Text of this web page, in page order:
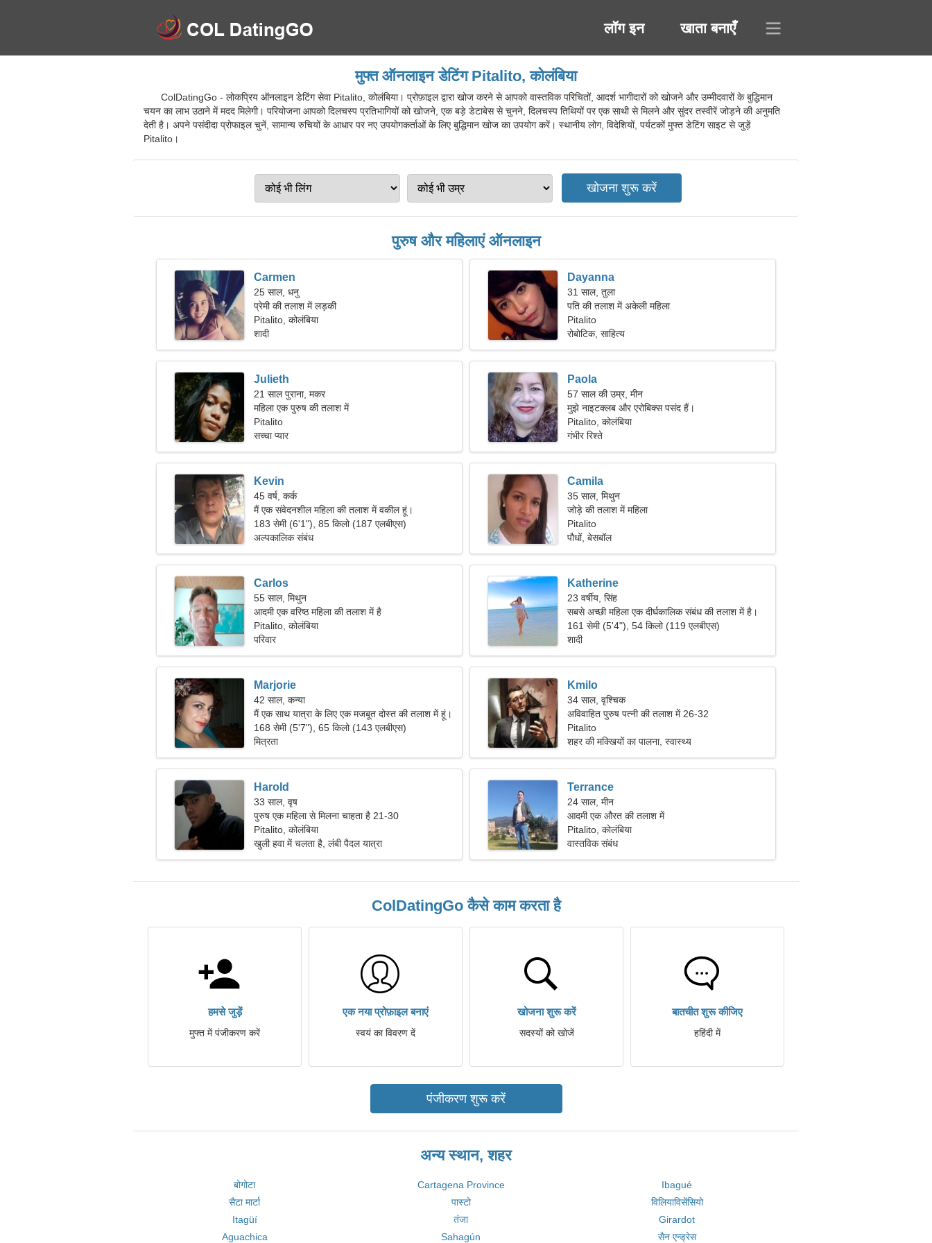
लॉग इन खाता बनाएँ
मुफ्त ऑनलाइन डेटिंग Pitalito, कोलंबिया
ColDatingGo - लोकप्रिय ऑनलाइन डेटिंग सेवा Pitalito, कोलंबिया। प्रोफ़ाइल द्वारा खोज करने से आपको वास्तविक परिचितों, आदर्श भागीदारों को खोजने और उम्मीदवारों के बुद्धिमान
चयन का लाभ उठाने में मदद मिलेगी। परियोजना आपको दिलचस्प प्रतिभागियों को खोजने, एक बड़े डेटाबेस से चुनने, दिलचस्प तिथियों पर एक साथी से मिलने और सुंदर तस्वीरें जोड़ने की अनुमति
देती है। अपने पसंदीदा प्रोफाइल चुनें, सामान्य रुचियों के आधार पर नए उपयोगकर्ताओं के लिए बुद्धिमान खोज का उपयोग करें। स्थानीय लोग, विदेशियों, पर्यटकों मुफ्त डेटिंग साइट से जुड़ें
Pitalito।
पुरुष और महिलाएं ऑनलाइन
Carmen
25 साल, धनु
प्रेमी की तलाश में लड़की
Pitalito, कोलंबिया
शादी
Dayanna
31 साल, तुला
पति की तलाश में अकेली महिला
Pitalito
रोबोटिक, साहित्य
Julieth
21 साल पुराना, मकर
महिला एक पुरुष की तलाश में
Pitalito
सच्चा प्यार
Paola
57 साल की उम्र, मीन
मुझे नाइटक्लब और एरोबिक्स पसंद हैं।
Pitalito, कोलंबिया
गंभीर रिश्ते
Kevin
45 वर्ष, कर्क
मैं एक संवेदनशील महिला की तलाश में वकील हूं।
183 सेमी (6'1"), 85 किलो (187 एलबीएस)
अल्पकालिक संबंध
Camila
35 साल, मिथुन
जोड़े की तलाश में महिला
Pitalito
पौधों, बेसबॉल
Carlos
55 साल, मिथुन
आदमी एक वरिष्ठ महिला की तलाश में है
Pitalito, कोलंबिया
परिवार
Katherine
23 वर्षीय, सिंह
सबसे अच्छी महिला एक दीर्घकालिक संबंध की तलाश में है।
161 सेमी (5'4"), 54 किलो (119 एलबीएस)
शादी
Marjorie
42 साल, कन्या
मैं एक साथ यात्रा के लिए एक मजबूत दोस्त की तलाश में हूं।
168 सेमी (5'7"), 65 किलो (143 एलबीएस)
मित्रता
Kmilo
34 साल, वृश्चिक
अविवाहित पुरुष पत्नी की तलाश में 26-32
Pitalito
शहर की मक्खियों का पालना, स्वास्थ्य
Harold
33 साल, वृष
पुरुष एक महिला से मिलना चाहता है 21-30
Pitalito, कोलंबिया
खुली हवा में चलता है, लंबी पैदल यात्रा
Terrance
24 साल, मीन
आदमी एक औरत की तलाश में
Pitalito, कोलंबिया
वास्तविक संबंध
ColDatingGo कैसे काम करता है
हमसे जुड़ें
मुफ्त में पंजीकरण करें
एक नया प्रोफ़ाइल बनाएं
स्वयं का विवरण दें
खोजना शुरू करें
सदस्यों को खोजें
बातचीत शुरू कीजिए
हहिंदी में
पंजीकरण शुरू करें
अन्य स्थान, शहर
बोगोटा Cartagena Province
Ibagué
सैटा मार्टा
पास्टो
विलियाविसेंसियो
Itagüí
तंजा
Girardot
Aguachica
Sahagún सैन एन्ड्रेस